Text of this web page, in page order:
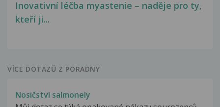
Inovativní léčba myastenie – naděje pro ty,
kteří ji...
VÍCE DOTAZŮ Z PORADNY
Nosičství salmonely